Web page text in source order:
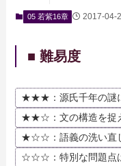
05 若紫16章 2017-04-
■ 難易度
★★★：源氏千年の謎
★★☆：文の構造を捉
★☆☆：語義の洗い直
☆☆☆：特別な問題点